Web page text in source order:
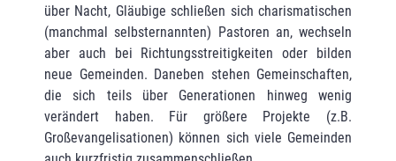
über Nacht, Gläubige schließen sich charismatischen
(manchmal selbsternannten) Pastoren an, wechseln
aber auch bei Richtungsstreitigkeiten oder bilden
neue Gemeinden. Daneben stehen Gemeinschaften,
die sich teils über Generationen hinweg wenig
verändert haben. Für größere Projekte (z.B.
Großevangelisationen) können sich viele Gemeinden